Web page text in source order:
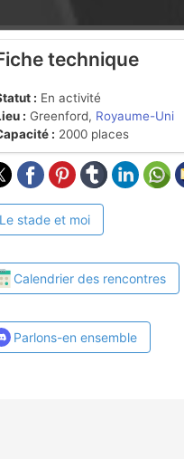
technique
: En activité
: Greenford, Royaume-Uni
: 2000 places
Le stade et moi
Calendrier des rencontres
Parlons-en ensemble